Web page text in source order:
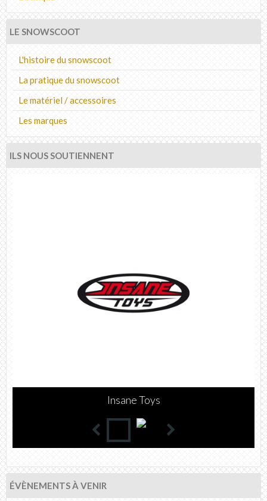
LE SNOWSCOOT
L'histoire du snowscoot
La pratique du snowscoot
Le matériel / accessoires
Les marques
ILS NOUS SOUTIENNENT
WATTS
ÉVÈNEMENTS À VENIR